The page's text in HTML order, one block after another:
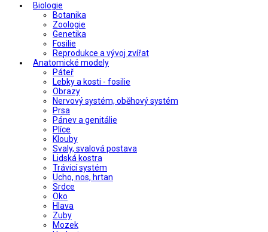
Biologie
Botanika
Zoologie
Genetika
Fosilie
Reprodukce a vývoj zvířat
Anatomické modely
Páteř
Lebky a kosti - fosilie
Obrazy
Nervový systém, oběhový systém
Prsa
Pánev a genitálie
Plíce
Klouby
Svaly, svalová postava
Lidská kostra
Trávicí systém
Ucho, nos, hrtan
Srdce
Oko
Hlava
Zuby
Mozek